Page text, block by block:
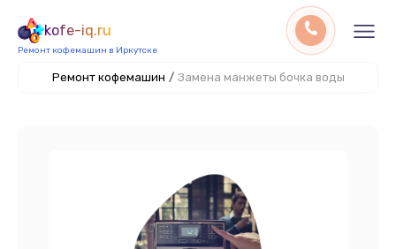
kofe-iq.ru
Ремонт кофемашин в Иркутске
Ремонт кофемашин / Замена манжеты бочка воды